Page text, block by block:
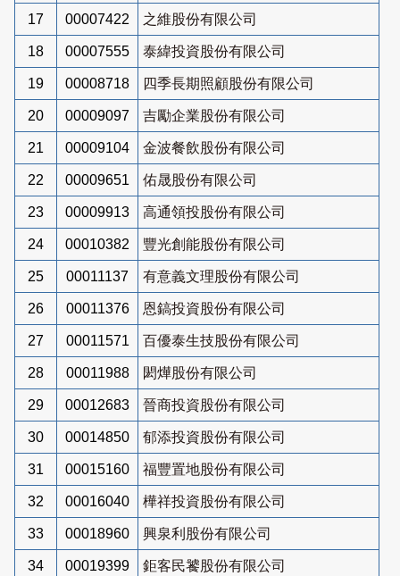
17 00007422 之維股份有限公司
18 00007555 泰緯投資股份有限公司
19 00008718 四季長期照顧股份有限公司
20 00009097 吉勵企業股份有限公司
21 00009104 金波餐飲股份有限公司
22 00009651 佑晟股份有限公司
23 00009913 高通領投股份有限公司
24 00010382 豐光創能股份有限公司
25 00011137 有意義文理股份有限公司
26 00011376 恩鎬投資股份有限公司
27 00011571 百優泰生技股份有限公司
28 00011988 閎燁股份有限公司
29 00012683 晉商投資股份有限公司
30 00014850 郁添投資股份有限公司
31 00015160 福豐置地股份有限公司
32 00016040 樺祥投資股份有限公司
33 00018960 興泉利股份有限公司
34 00019399 鉅客民饕股份有限公司